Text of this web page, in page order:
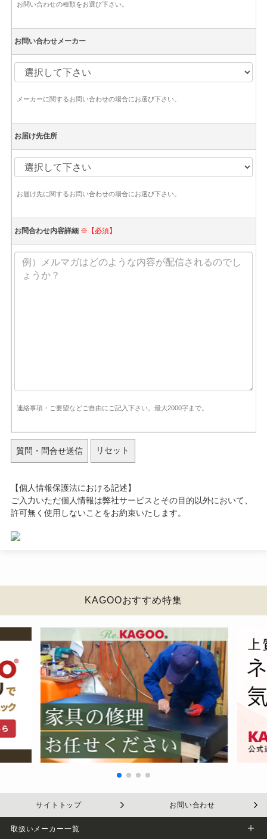
お問い合わせの種類をお選び下さい。
お問い合わせメーカー
メーカーに関するお問い合わせの場合にお選び下さい。
お届け先住所
お届け先に関するお問い合わせの場合にお選び下さい。
お問合わせ内容詳細 ※【必須】
連絡事項・ご要望などご自由にご記入下さい。最大2000字まで。
質問・問合せ送信
【個人情報保護法における記述】
ご入力いただ個人情報は弊社サービスとその目的以外において、
許可無く使用しないことをお約束いたします。
KAGOOおすすめ特集
サイトトップ お問い合わせ
取扱いメーカー一覧